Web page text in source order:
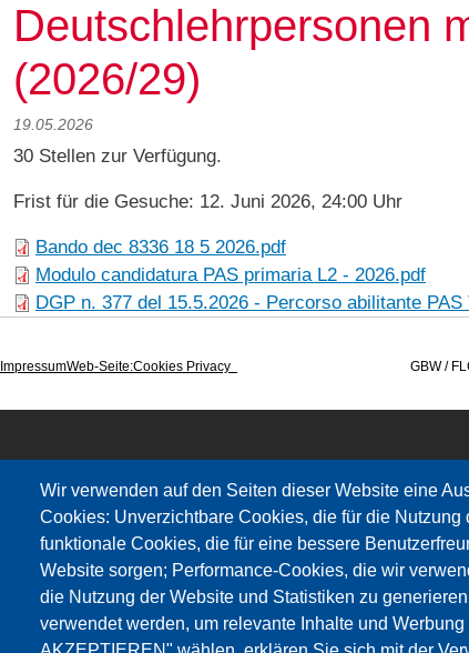
Wir verwenden auf den Seiten dieser Website eine
Cookies: Unverzichtbare Cookies, die für die Nutzung
funktionale Cookies, die für eine bessere
Website sorgen; Performance-Cookies, die wir
die Nutzung der Website und Statistiken zu
verwendet werden, um relevante Inhalte und
Deutschlehrpersonen
(2026/29)
19.05.2026
30 Stellen zur Verfügung.
Frist für die Gesuche: 12. Juni 2026, 24:00 Uhr
Bando dec 8336 18 5 2026.pdf
Modulo candidatura PAS primaria L2 - 2026.pdf
DGP n. 377 del 15.5.2026 - Percorso abilitante PAS
ImpressumWeb-Seite:Cookies Privacy GBW / FLC -